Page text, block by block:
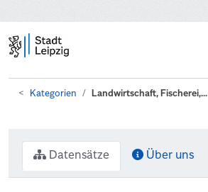
Kategorien Landwirtschaft, Fischerei,...
Datensätze Über uns